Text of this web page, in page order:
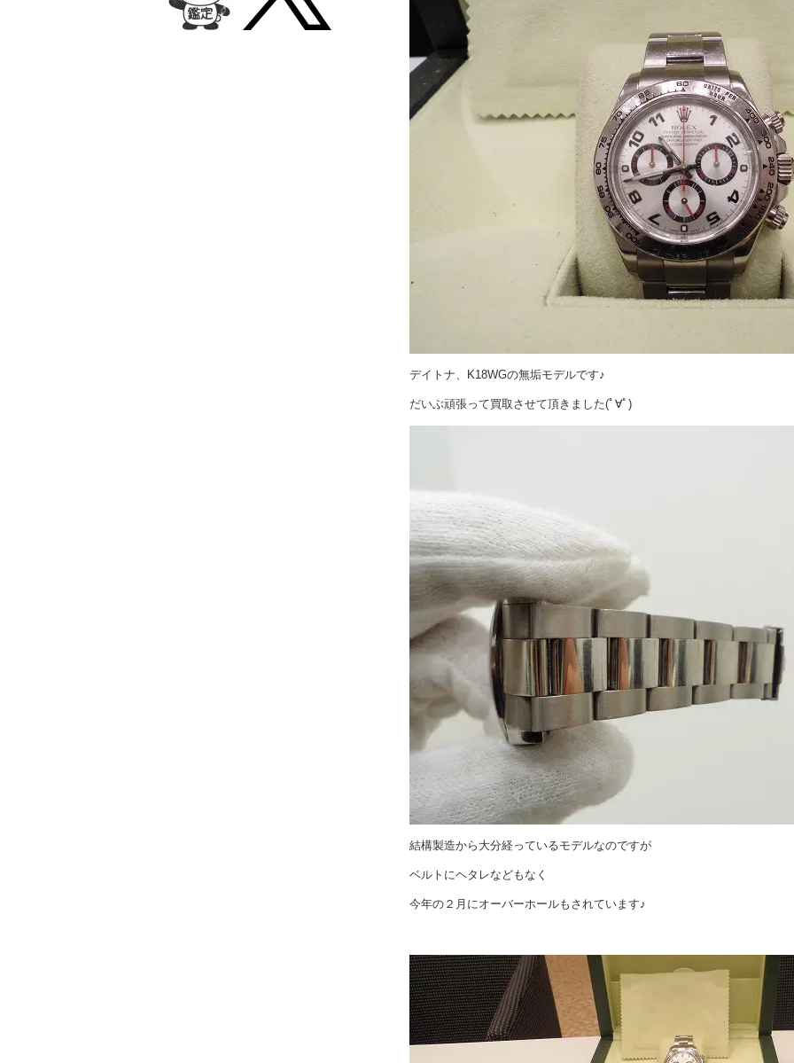
デイトナ、K18WGの無垢モデルです♪
だいぶ頑張って買取させて頂きました(ﾟ∀ﾟ)
結構製造から大分経っているモデルなのですが
ベルトにヘタレなどもなく
今年の２月にオーバーホールもされています♪